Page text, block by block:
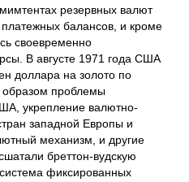
резервных валют
балансов, и кроме
своевременно
В августе 1971 года США
доллара на золото по
образом проблемы
укрепление валютно-
западной Европы и
механизм, и другие
бреттон-вудскую
фиксированных